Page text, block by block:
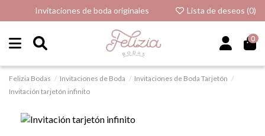
Invitaciones de boda originales Lista de deseos (0)
0
Felizia Bodas Invitaciones de Boda
Invitaciones de Boda Tarjetón
Invitación tarjetón infinito